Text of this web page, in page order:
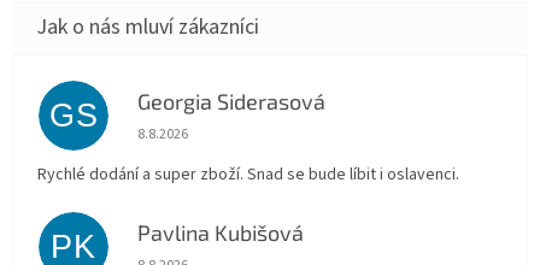
GS Georgia Siderasová
Hodnocení obchodu je 5 z 5 hvězdiček.
8.8.2026
Rychlé dodání a super zboží. Snad se bude líbit i oslavenci.
PK Pavlina Kubišová
Hodnocení obchodu je 5 z 5 hvězdiček.